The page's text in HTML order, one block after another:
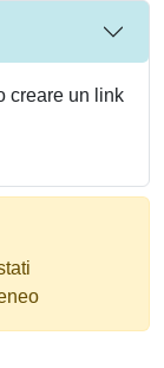
creare un link